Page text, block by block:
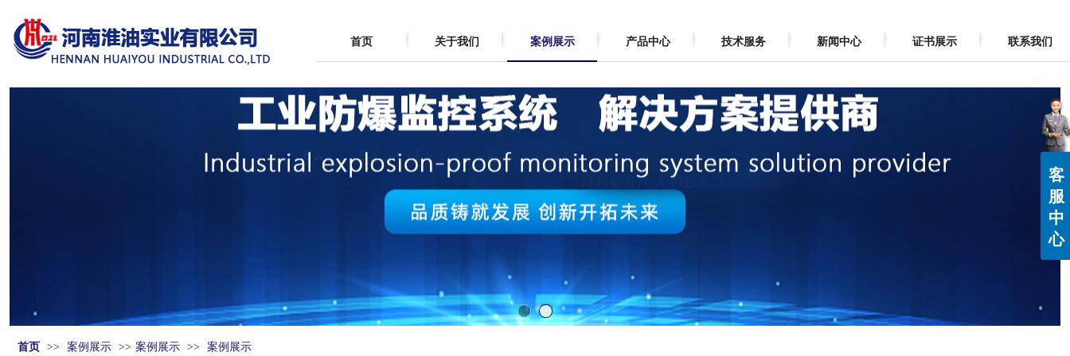
首页 关于我们 案例展示 产品中心 技术服务 新闻中心 证书展示 联系我们
首页 >> 案例展示 >> 案例展示 >> 案例展示
客
服
中
心